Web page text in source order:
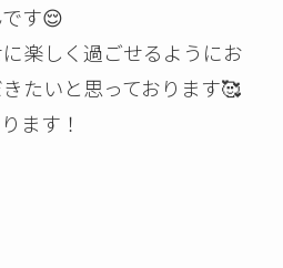
す😌
楽しく過ごせるようにお
たいと思っております🥰
ます！